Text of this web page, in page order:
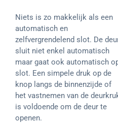
Niets is zo makkelijk als een
automatisch en
zelfvergrendelend slot. De
sluit niet enkel automatisch
maar gaat ook automatisch
slot. Een simpele druk op de
knop langs de binnenzijde of
het vastnemen van de
is voldoende om de deur te
openen.